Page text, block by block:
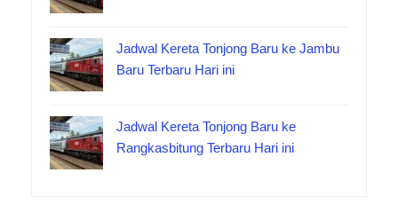
Jadwal Kereta Tonjong Baru ke Jambu
Baru Terbaru Hari ini
Jadwal Kereta Tonjong Baru ke
Rangkasbitung Terbaru Hari ini